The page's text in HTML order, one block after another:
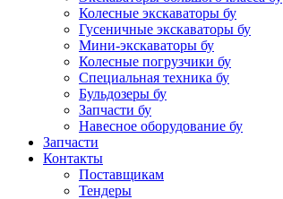
Колесные экскаваторы бу
Гусеничные экскаваторы бу
Мини-экскаваторы бу
Колесные погрузчики бу
Специальная техника бу
Бульдозеры бу
Запчасти бу
Навесное оборудование бу
Запчасти
Контакты
Поставщикам
Тендеры